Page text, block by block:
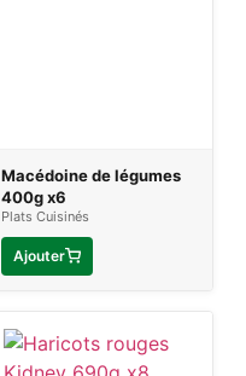
Macédoine de légumes
400g x6
Plats Cuisinés
Ajouter